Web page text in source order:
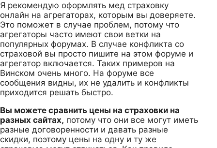
Я рекомендую оформлять мед страховку
онлайн на агрегаторах, которым вы доверяете.
Это поможет в случае проблем, потому что
агрегаторы часто имеют свои ветки на
популярных форумах. В случае конфликта со
страховой вы просто пишите на этом форуме и
агрегатор включается. Таких примеров на
Винском очень много. На форуме все
сообщения видны, их не удалить и конфликты
приходится решать быстро.
Вы можете сравнить цены на страховки на
разных сайтах, потому что они все могут иметь
разные договоренности и давать разные
скидки, поэтому цены на одну и ту же